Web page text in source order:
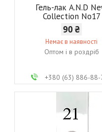
Гель-лак A.N.D
Collection No17
90 ₴
Немає в наявності
Оптом і в роздріб
+380 (63) 886-88-